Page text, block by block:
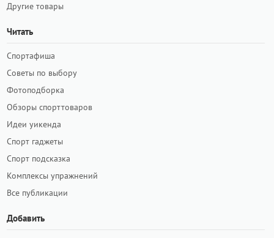
Другие товары
Читать
Спортафиша
Советы по выбору
Фотоподборка
Обзоры спорттоваров
Идеи уикенда
Спорт гаджеты
Спорт подсказка
Комплексы упражнений
Все публикации
Добавить